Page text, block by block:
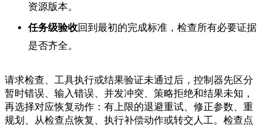
资源版本。
任务级验收回到最初的完成标准，检查所有必要证据
是否齐全。
请求检查、工具执行或结果验证未通过后，控制器先区分
暂时错误、输入错误、并发冲突、策略拒绝和结果未知，
再选择对应恢复动作：有上限的退避重试、修正参数、重
规划、从检查点恢复、执行补偿动作或转交人工。检查点